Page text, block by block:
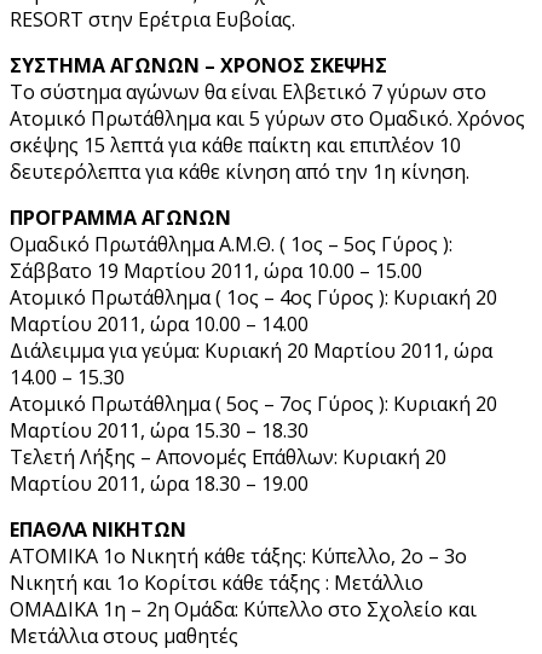
RESORT στην Ερέτρια Ευβοίας.
ΣΥΣΤΗΜΑ ΑΓΩΝΩΝ – ΧΡΟΝΟΣ ΣΚΕΨΗΣ
Το σύστημα αγώνων θα είναι Ελβετικό 7 γύρων στο
Ατομικό Πρωτάθλημα και 5 γύρων στο Ομαδικό. Χρόνος
σκέψης 15 λεπτά για κάθε παίκτη και επιπλέον 10
δευτερόλεπτα για κάθε κίνηση από την 1η κίνηση.
ΠΡΟΓΡΑΜΜΑ ΑΓΩΝΩΝ
Ομαδικό Πρωτάθλημα Α.Μ.Θ. ( 1ος – 5ος Γύρος ):
Σάββατο 19 Μαρτίου 2011, ώρα 10.00 – 15.00
Ατομικό Πρωτάθλημα ( 1ος – 4ος Γύρος ): Κυριακή 20
Μαρτίου 2011, ώρα 10.00 – 14.00
Διάλειμμα για γεύμα: Κυριακή 20 Μαρτίου 2011, ώρα
14.00 – 15.30
Ατομικό Πρωτάθλημα ( 5ος – 7ος Γύρος ): Κυριακή 20
Μαρτίου 2011, ώρα 15.30 – 18.30
Τελετή Λήξης – Απονομές Επάθλων: Κυριακή 20
Μαρτίου 2011, ώρα 18.30 – 19.00
ΕΠΑΘΛΑ ΝΙΚΗΤΩΝ
ΑΤΟΜΙΚΑ 1ο Νικητή κάθε τάξης: Κύπελλο, 2ο – 3ο
Νικητή και 1ο Κορίτσι κάθε τάξης : Μετάλλιο
ΟΜΑΔΙΚΑ 1η – 2η Ομάδα: Κύπελλο στο Σχολείο και
Μετάλλια στους μαθητές